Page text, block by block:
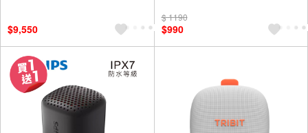
贈壁掛架
滿額贈券
$9,550
$ 1190
$990